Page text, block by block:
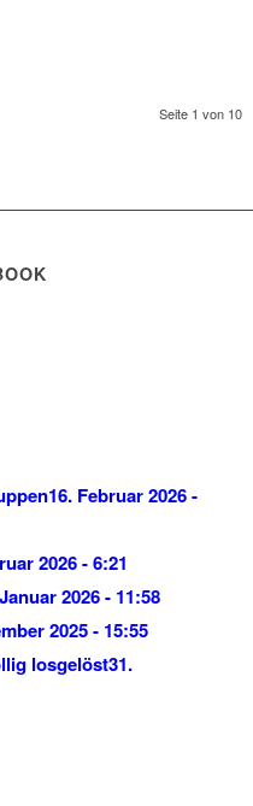
Seite 1 von 10
16. Februar 2026 -
2026 - 6:21
2026 - 11:58
2025 - 15:55
losgelöst31.